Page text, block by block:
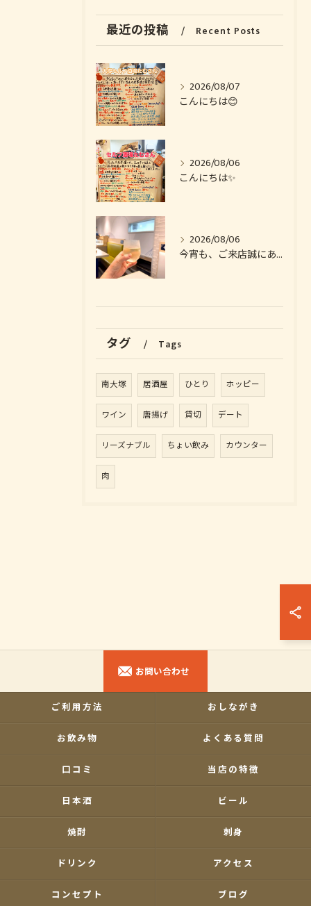
最近の投稿 Recent Posts
2026/08/07
こんにちは😊
2026/08/06
こんにちは✨️
2026/08/06
今宵も、ご来店誠にありがとうございました🙏
タグ Tags
南大塚 居酒屋 ひとり ホッピー
ワイン 唐揚げ 貸切 デート
リーズナブル ちょい飲み カウンター
肉
お問い合わせ
ご利用方法 おしながき
お飲み物 よくある質問
口コミ 当店の特徴
日本酒 ビール
焼酎 刺身
ドリンク アクセス
コンセプト ブログ